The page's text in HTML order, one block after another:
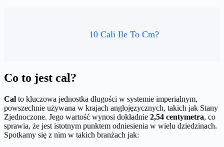
10 Cali Ile To Cm?
Co to jest cal?
Cal to kluczowa jednostka długości w systemie imperialnym,
powszechnie używana w krajach anglojęzycznych, takich jak Stany
Zjednoczone. Jego wartość wynosi dokładnie 2,54 centymetra, co
sprawia, że jest istotnym punktem odniesienia w wielu dziedzinach.
Spotkamy się z nim w takich branżach jak: